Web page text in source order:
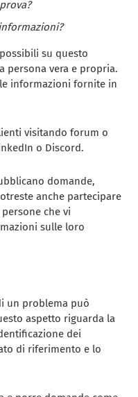
su questo
persona vera e propria.
informazioni fornite in
visitando forum o
o Discord.
domande,
anche partecipare
che vi
sulle loro
un problema può
aspetto riguarda la
dei
di riferimento e lo